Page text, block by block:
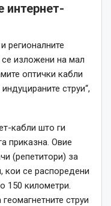
интернет-
регионалните
се изложени на мал
оптички кабли
струи“,
кабли што ги
приказна. Овие
(репетитори) за
кои се распоредени
150 километри.
струи